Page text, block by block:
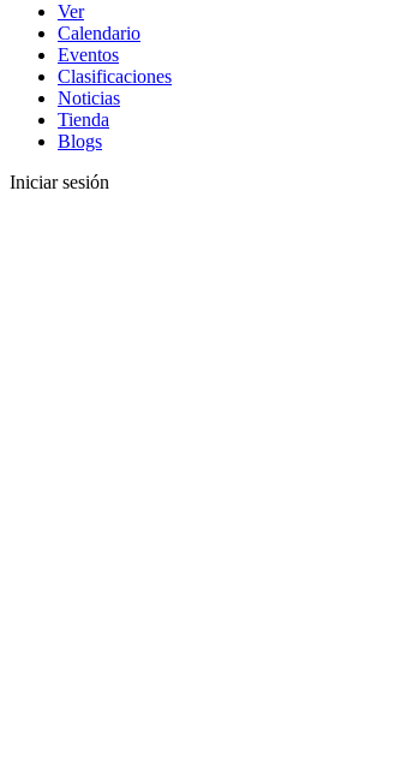
Ver
Calendario
Eventos
Clasificaciones
Noticias
Tienda
Blogs
Iniciar sesión